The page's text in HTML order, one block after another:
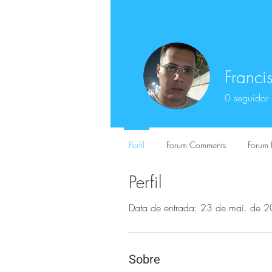
Perfil
Data de entrada: 23 de mai. de
Sobre
0 seguidor
Perfil Forum Comments Forum